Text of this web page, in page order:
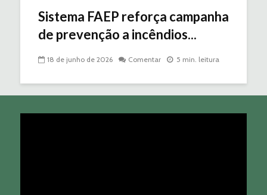
Sistema FAEP reforça campanha
de prevenção a incêndios...
18 de junho de 2026 Comentar 5 min. leitura